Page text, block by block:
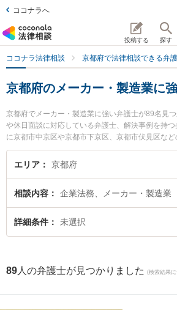
ココナラへ
投稿する 探す
ココナラ法律相談 京都府で法律相談できる弁
京都府のメーカー・製造業に
京都府でメーカー・製造業に強い弁護士が89名見
や休日面談に対応している弁護士、解決事例を持
に京都市中京区や京都市下京区、京都市伏見区な
込めます。企業法務に関係する顧問弁護士契約や
ク、雇用契約書・就業規則作成等の細かな分野で
ール情報や弁護士費用、強みなどが注目されてい
に発生したメーカー・製造業のトラブルを今すぐ
ーカー・製造業のトラブル解決の実績豊富な近く
エリア 京都府
相談内容 企業法務、メーカー・製造業
詳細条件 未選択
89 人の弁護士が見つかりました (検索結果